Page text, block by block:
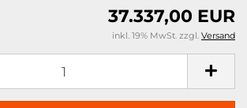
37.337,00 EUR
inkl. 19% MwSt. zzgl. Versand